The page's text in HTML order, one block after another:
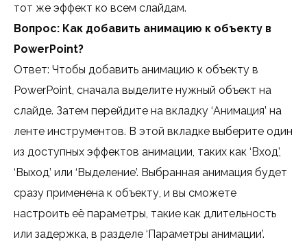
тот же эффект ко всем слайдам.
Вопрос: Как добавить анимацию к объекту в
PowerPoint?
Ответ: Чтобы добавить анимацию к объекту в
PowerPoint, сначала выделите нужный объект на
слайде. Затем перейдите на вкладку ‘Анимация’ на
ленте инструментов. В этой вкладке выберите один
из доступных эффектов анимации, таких как ‘Вход’,
‘Выход’ или ‘Выделение’. Выбранная анимация будет
сразу применена к объекту, и вы сможете
настроить её параметры, такие как длительность
или задержка, в разделе ‘Параметры анимации’.